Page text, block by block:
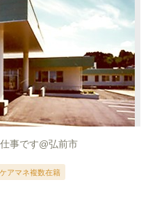
事です@弘前市
ケアマネ複数在籍